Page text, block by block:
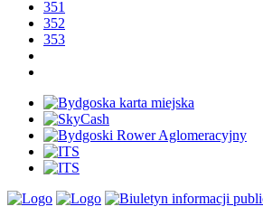
351
352
353